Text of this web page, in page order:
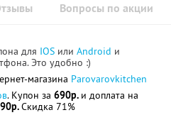
Вопросы по акции
для IOS или Android и
Это удобно :)
магазина Parovarovkitchen
. Купон за 690р. и доплата на
Скидка 71%